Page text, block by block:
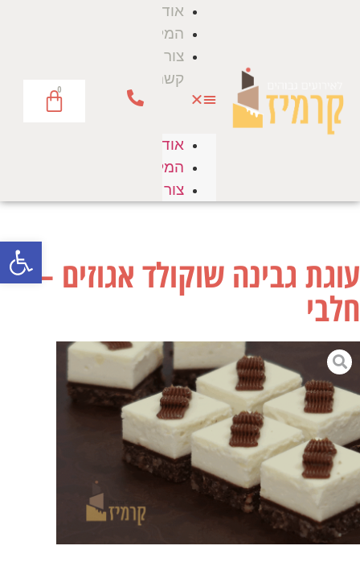
פתח
אודות
המלצות
צור
קשר
אודות
המלצות
צור קשר
0
עוגת גבינה שוקולד אגוזים –
חלבי